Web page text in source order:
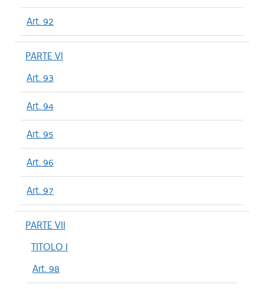
Art. 92
PARTE VI
Art. 93
Art. 94
Art. 95
Art. 96
Art. 97
PARTE VII
TITOLO I
Art. 98